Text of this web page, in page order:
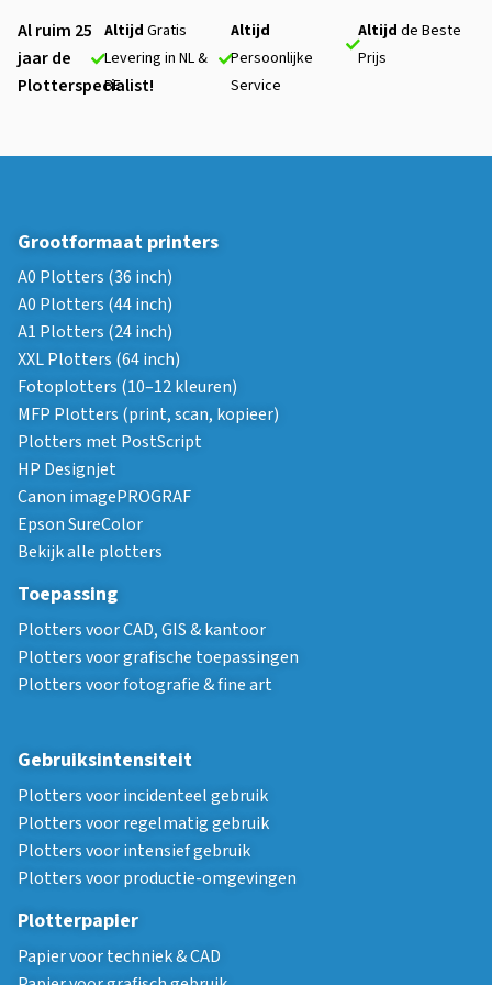
Al ruim 25
jaar de
Plotterspecialist!
Altijd Gratis
Levering in NL &
BE
Altijd
Persoonlijke
Service
Altijdde Beste
Prijs
Grootformaat printers
A0 Plotters (36 inch)
A0 Plotters (44 inch)
A1 Plotters (24 inch)
XXL Plotters (64 inch)
Fotoplotters (10–12 kleuren)
MFP Plotters (print, scan, kopieer)
Plotters met PostScript
HP Designjet
Canon imagePROGRAF
Epson SureColor
Bekijk alle plotters
Toepassing
Plotters voor CAD, GIS & kantoor
Plotters voor grafische toepassingen
Plotters voor fotografie & fine art
Gebruiksintensiteit
Plotters voor incidenteel gebruik
Plotters voor regelmatig gebruik
Plotters voor intensief gebruik
Plotters voor productie-omgevingen
Plotterpapier
Papier voor techniek & CAD